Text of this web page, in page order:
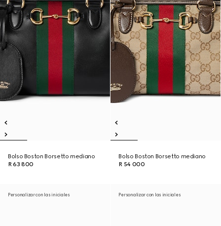
Bolso Boston Borsetto mediano
R 63 800
Bolso Boston Borsetto mediano
R 54 000
Personalizar con las iniciales Personalizar con las iniciales